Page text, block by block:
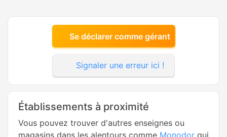
Se déclarer comme gérant
Signaler une erreur ici !
Établissements à proximité
Vous pouvez trouver d'autres enseignes ou
magasins dans les alentours comme Monodor qui